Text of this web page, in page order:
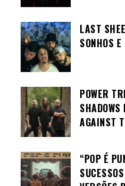
LAST
SONHOS
POWER
AGAINST
“POP É